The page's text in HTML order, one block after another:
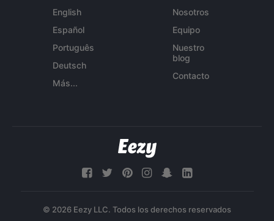
English
Español
Português
Deutsch
Más...
Nosotros
Equipo
Nuestro
blog
Contacto
© 2026 Eezy LLC. Todos los derechos reservados